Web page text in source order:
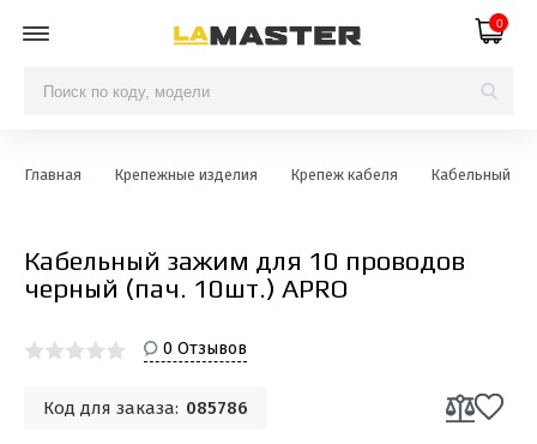
0
Главная Крепежные изделия Крепеж кабеля Кабельный
Кабельный зажим для 10 проводов
черный (пач. 10шт.) APRO
0 Отзывов
Код для заказа: 085786